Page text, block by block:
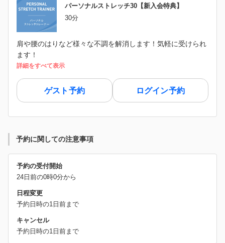
パーソナルストレッチ30【新入会特典】
30分
肩や腰のはりなど様々な不調を解消します！気軽に受けられ
ます！
詳細をすべて表示
ゲスト予約 ログイン予約
予約に関しての注意事項
予約の受付開始
24日前の0時0分から
日程変更
予約日時の1日前まで
キャンセル
予約日時の1日前まで